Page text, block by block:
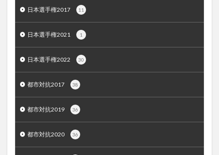
日本選手権2017 11
日本選手権2021 1
日本選手権2022 30
都市対抗2017 38
都市対抗2019 36
都市対抗2020 36